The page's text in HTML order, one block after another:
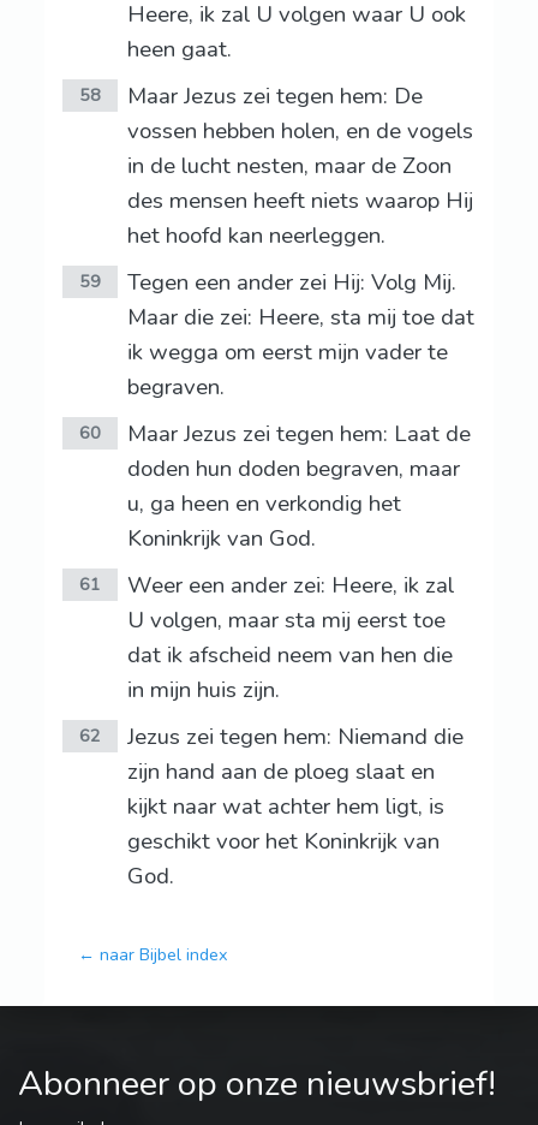
Heere, ik zal U volgen waar U ook
heen gaat.
58
Maar Jezus zei tegen hem: De
vossen hebben holen, en de vogels
in de lucht nesten, maar de Zoon
des mensen heeft niets waarop Hij
het hoofd kan neerleggen.
59
Tegen een ander zei Hij: Volg Mij.
Maar die zei: Heere, sta mij toe dat
ik wegga om eerst mijn vader te
begraven.
60
Maar Jezus zei tegen hem: Laat de
doden hun doden begraven, maar
u, ga heen en verkondig het
Koninkrijk van God.
61
Weer een ander zei: Heere, ik zal
U volgen, maar sta mij eerst toe
dat ik afscheid neem van hen die
in mijn huis zijn.
62
Jezus zei tegen hem: Niemand die
zijn hand aan de ploeg slaat en
kijkt naar wat achter hem ligt, is
geschikt voor het Koninkrijk van
God.
← naar Bijbel index
Abonneer op onze nieuwsbrief!